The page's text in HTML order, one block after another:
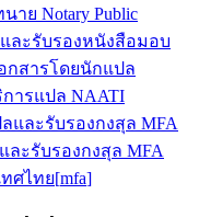
าย Notary Public
ละรับรองหนังสือมอบ
กสารโดยนักแปล
การแปล NAATI
และรับรองกงสุล MFA
ละรับรองกงสุล MFA
ศไทย[mfa]